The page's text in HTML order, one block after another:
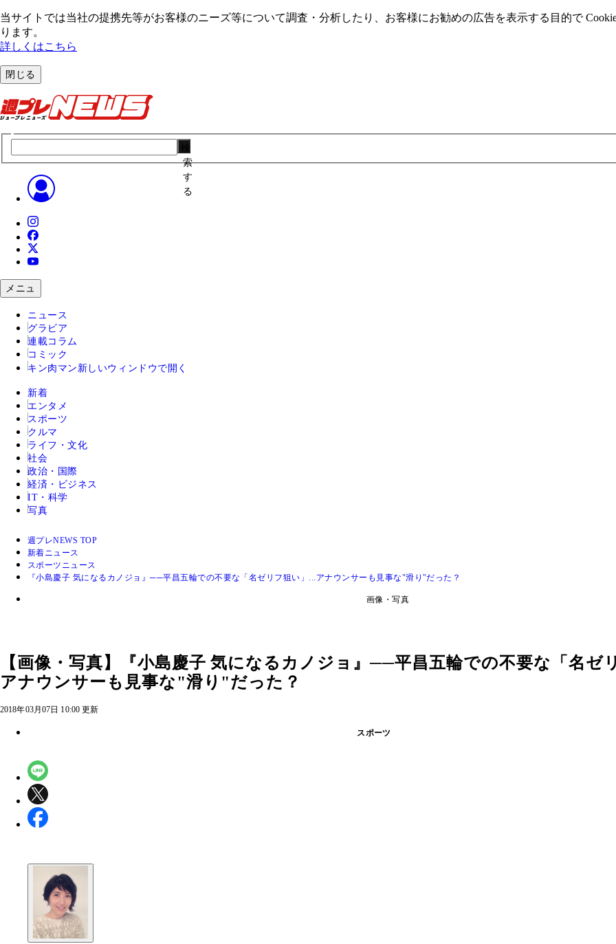
当サイトでは当社の提携先等がお客様のニーズ等について調査・分析したり、お客様にお勧めの広告を表⽰する⽬的で
ります。
詳しくはこちら
閉じる
索
す
る
メニュ
ニュース
グラビア
連載コラム
コミック
キン肉マン 新しいウィンドウで開く
新着
エンタメ
スポーツ
クルマ
ライフ・文化
社会
政治・国際
経済・ビジネス
IT・科学
写真
週プレNEWS TOP
新着ニュース
スポーツニュース
『小島慶子 気になるカノジョ』──平昌五輪での不要な「名ゼリフ狙い」...アナウンサーも見事な"滑り"だった？
画像・写真
【画像・写真】『小島慶子 気になるカノジョ』──平昌五輪での不要な「名ゼ
アナウンサーも見事な"滑り"だった？
2018年03月07日 10:00 更新
スポーツ